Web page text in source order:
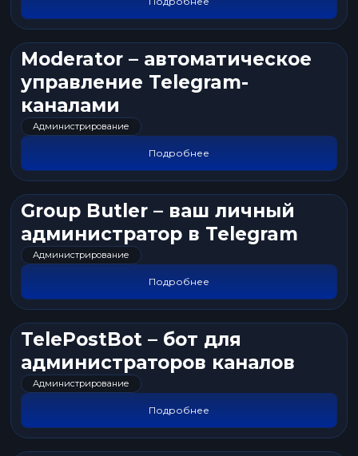
Moderator – автоматическое
управление Telegram-
каналами
Администрирование
Подробнее
Group Butler – ваш личный
администратор в Telegram
Администрирование
Подробнее
TelePostBot – бот для
администраторов каналов
Администрирование
Подробнее